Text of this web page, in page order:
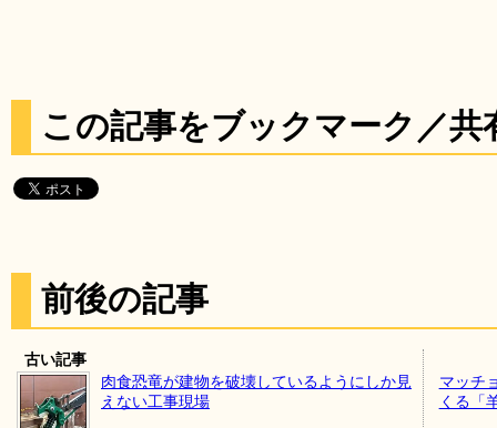
この記事をブックマーク／共
前後の記事
古い記事
肉食恐竜が建物を破壊しているようにしか見
えない工事現場
マッチ
くる「